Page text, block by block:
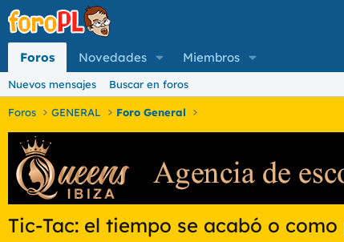
Foros Novedades Miembros
Nuevos mensajes Buscar en foros
Foros GENERAL Foro General
Tic-Tac: el tiempo se acabó o